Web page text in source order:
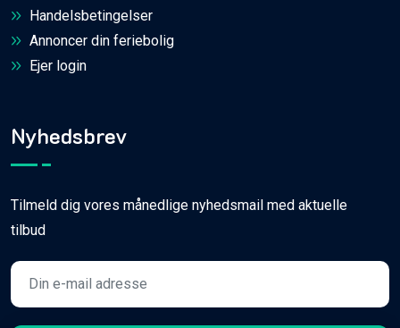
Handelsbetingelser
Annoncer din feriebolig
Ejer login
Nyhedsbrev
Tilmeld dig vores månedlige nyhedsmail med aktuelle
tilbud